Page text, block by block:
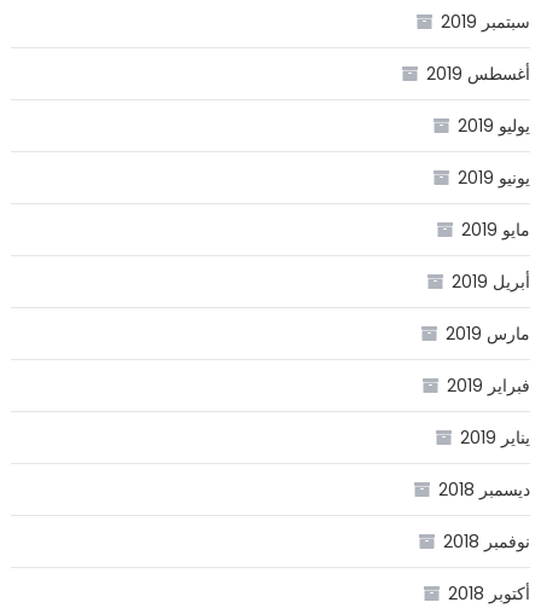
سبتمبر 2019
أغسطس 2019
يوليو 2019
يونيو 2019
مايو 2019
أبريل 2019
مارس 2019
فبراير 2019
يناير 2019
ديسمبر 2018
نوفمبر 2018
أكتوبر 2018